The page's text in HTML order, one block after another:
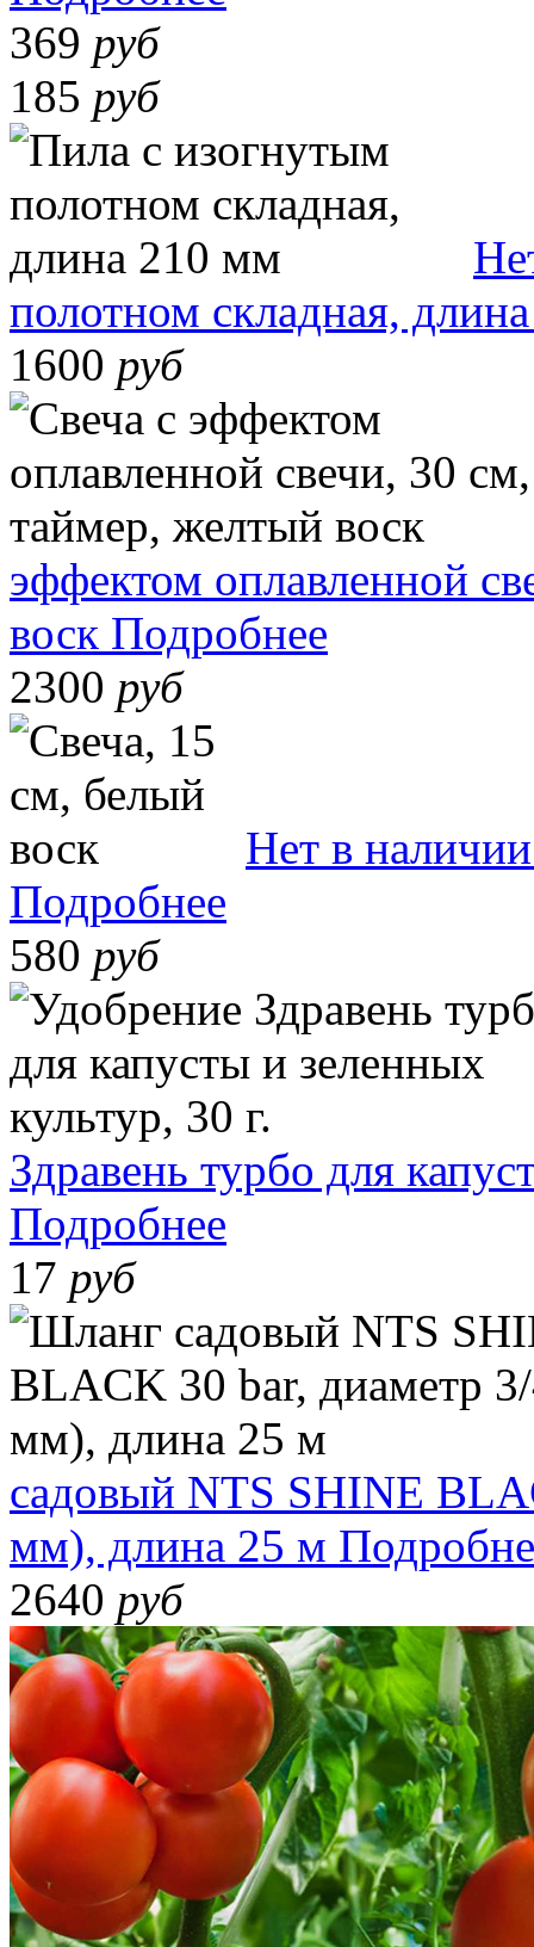
369 руб
185 руб
полотном складная,
1600 руб
эффектом оплавленной
воск Подробнее
2300 руб
Нет в наличии
Подробнее
580 руб
Здравень турбо для
Подробнее
17 руб
садовый NTS SHINE
мм), длина 25 м
2640 руб